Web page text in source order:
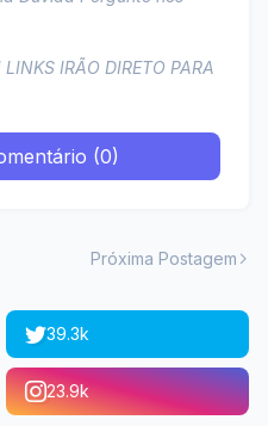
IRÃO DIRETO PARA
(0)
Próxima Postagem
39.3k
23.9k